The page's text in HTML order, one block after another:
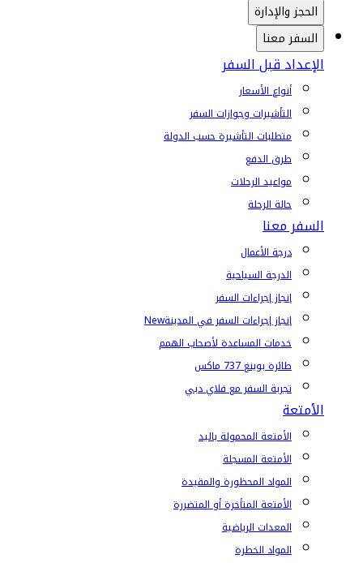
الحجز والإدارة
السفر معنا
الإعداد قبل السفر
أنواع الأسعار
التأشيرات وجوازات السفر
متطلبات التأشيرة حسب الدولة
طرق الدفع
مواعيد الرحلات
حالة الرحلة
السفر معنا
درجة الأعمال
الدرجة السياحية
إنجاز إجراءات السفر
إنجاز إجراءات السفر في المدينةNew
خدمات المساعدة لأصحاب الهمم
طائرة بوينغ 737 ماكس
تجربة السفر مع فلاي دبي
الأمتعة
الأمتعة المحمولة باليد
الأمتعة المسجلة
المواد المحظورة والمقيدة
الأمتعة المتأخرة أو المتضررة
المعدات الرياضية
المواد الخطرة